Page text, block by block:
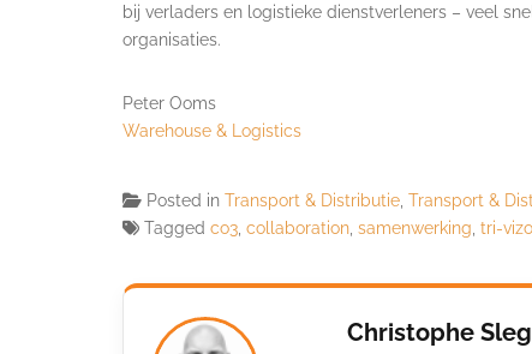
bij verladers en logistieke dienstverleners – veel
organisaties.
Peter Ooms
Warehouse & Logistics
Posted in Transport & Distributie Transport &
Tagged co3 collaboration samenwerking tri-
Christophe